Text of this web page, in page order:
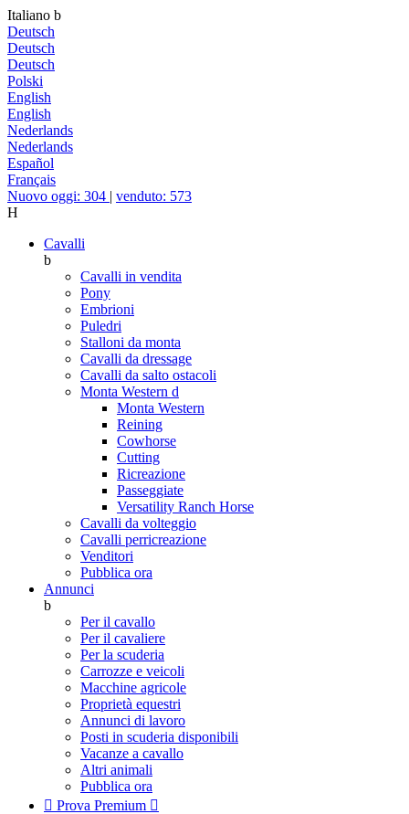
Italiano b
Deutsch
Deutsch
Deutsch
Polski
English
English
Nederlands
Nederlands
Español
Français
Nuovo oggi: 304 | venduto: 573
H
Cavalli
b
Cavalli in vendita
Pony
Embrioni
Puledri
Stalloni da monta
Cavalli da dressage
Cavalli da salto ostacoli
Monta Western d
Monta Western
Reining
Cowhorse
Cutting
Ricreazione
Passeggiate
Versatility Ranch Horse
Cavalli da volteggio
Cavalli perricreazione
Venditori
Pubblica ora
Annunci
b
Per il cavallo
Per il cavaliere
Per la scuderia
Carrozze e veicoli
Macchine agricole
Proprietà equestri
Annunci di lavoro
Posti in scuderia disponibili
Vacanze a cavallo
Altri animali
Pubblica ora
 Prova Premium 